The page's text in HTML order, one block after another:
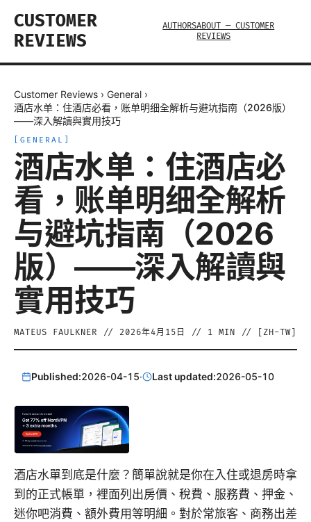
CUSTOMER
REVIEWS
AUTHORSABOUT — CUSTOMER
REVIEWS
Customer Reviews › General ›
酒店水单：住酒店必看，账单明细全解析与避坑指南（2026版）
——深入解讀與實用技巧
GENERAL
酒店水单：住酒店必
看，账单明细全解析
与避坑指南（2026
版）——深入解讀與
實用技巧
MATEUS FAULKNER // 2026年4月15日 // 1 MIN // [ ZH-TW
Published:2026-04-15· Last updated:2026-05-10
酒店水單到底是什麼？簡單說就是你在入住或退房時拿
到的正式帳單，裡面列出房價、稅費、服務費、押金、
迷你吧消費、額外費用等明細。對於常旅客、商務出差